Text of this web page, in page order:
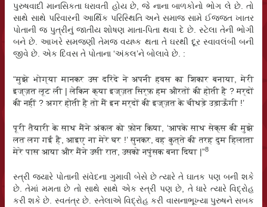
પુરુષવાદી માનસિકતા ધરાવતી હોય છે, જે નાના બાળકોનો ભોગ લે છે. તો
સાથે સાથે પરિવારની આર્થિક પરિસ્થિતિ અને સમાજ સામે ઈજ્જત ખાતર
પોતાની જ પુત્રીનું જાતીય શોષણ માતા-પિતા થવા દે છે. સ્ટેલા તેની ભોગી
બને છે. આખરે સમજણી તેમજ વયષ્ક થતા તે ઘરથી દૂર સ્વાવલંબી બની
જીવે છે. એક દિવસ તે પોતાના ‘અંકલ’ને બોલાવે છે. :
“मुझे भोग्या मानकर उस दरिंदे ने अपनी हवस का शिकार बनाया, मेरी
इज्ज़त लूट ली | लेकिन क्या इज्ज़त सिर्फ़ हम औरतों की होती है ? मर्दों
की नहीं ? अगर होती है तो मैं इन मर्दों की इज्ज़त के चीथड़े उड़ाऊँगी !’
पूरी तैयारी के साथ मैंने अंकल को फ़ोन किया, ‘आपके साथ सेक्स की मुझे
लत लग गई है, आइए ना मेरे घर !’ सुनकर, वह कुत्ते की तरह दुम हिलाता
मेरे पास आया और मैंने उसी रात, उसको नपुंसक बना दिया |”8
સ્ત્રી જયારે પોતાની સંવેદના ગુમાવી બેસે છે ત્યારે તે ઘાતક પણ બની શકે
છે. તેમાં મમતા છે તો સાથે સાથે એક સ્ત્રી પણ છે, તે ધારે ત્યારે વિદ્રોહ
કરી શકે છે. સ્વતંત્ર છે. સ્તેલાએ વિદ્રોહ કરી વાસનાભૂખ્યા પુરુષને સબક